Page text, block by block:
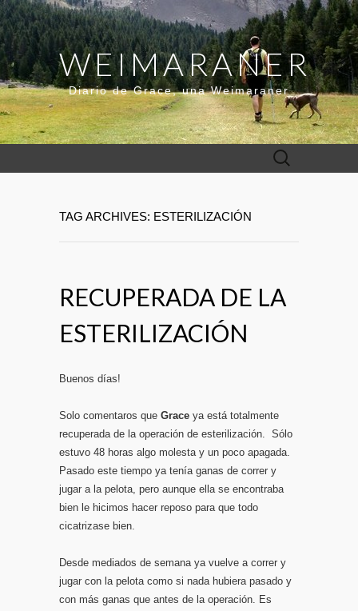
WEIMARANER
Diario de Grace, una Weimaraner
Buscar:
TAG ARCHIVES: ESTERILIZACIÓN
RECUPERADA DE LA
ESTERILIZACIÓN
Buenos días!
Solo comentaros que Grace ya está totalmente
recuperada de la operación de esterilización. Sólo
estuvo 48 horas algo molesta y un poco apagada.
Pasado este tiempo ya tenía ganas de correr y
jugar a la pelota, pero aunque ella se encontraba
bien le hicimos hacer reposo para que todo
cicatrizase bien.
Desde mediados de semana ya vuelve a correr y
jugar con la pelota como si nada hubiera pasado y
con más ganas que antes de la operación. Es